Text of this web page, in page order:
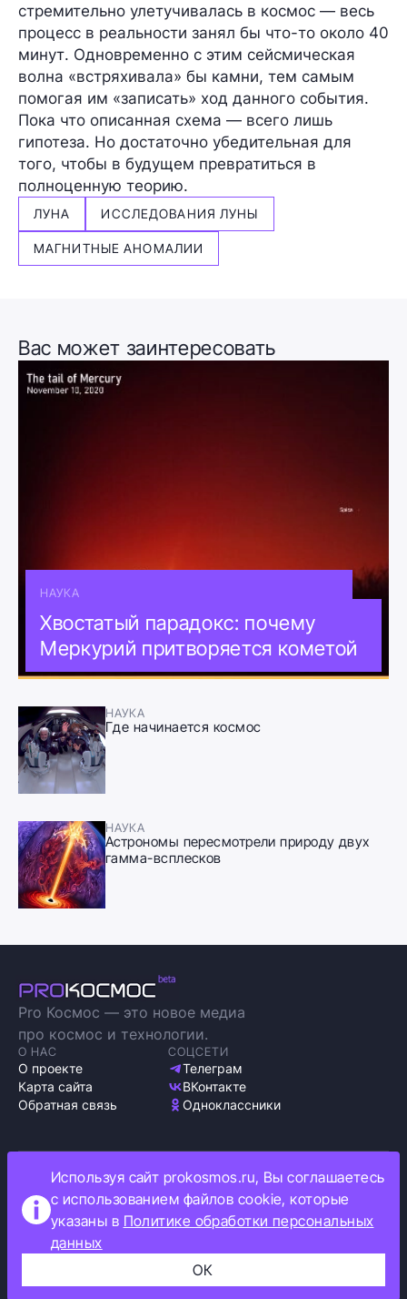
стремительно улетучивалась в космос — весь
процесс в реальности занял бы что-то около 40
минут. Одновременно с этим сейсмическая
волна «встряхивала» бы камни, тем самым
помогая им «записать» ход данного события.
Пока что описанная схема — всего лишь
гипотеза. Но достаточно убедительная для
того, чтобы в будущем превратиться в
полноценную теорию.
ЛУНА ИССЛЕДОВАНИЯ ЛУНЫ
МАГНИТНЫЕ АНОМАЛИИ
Вас может заинтересовать
НАУКА
Хвостатый парадокс: почему
Меркурий притворяется кометой
НАУКА
Где начинается космос
НАУКА
Астрономы пересмотрели природу двух
гамма-всплесков
Pro Космос — это новое медиа
про космос и технологии.
О НАС
О проекте
Карта сайта
Обратная связь
СОЦСЕТИ
Телеграм
ВКонтакте
Одноклассники
Политика обработки персональных данных
Как мы используем cookie
Информация об ограничениях
Используя сайт prokosmos.ru, Вы соглашаетесь
с использованием файлов cookie, которые
указаны в Политике обработки персональных
данных
ОК